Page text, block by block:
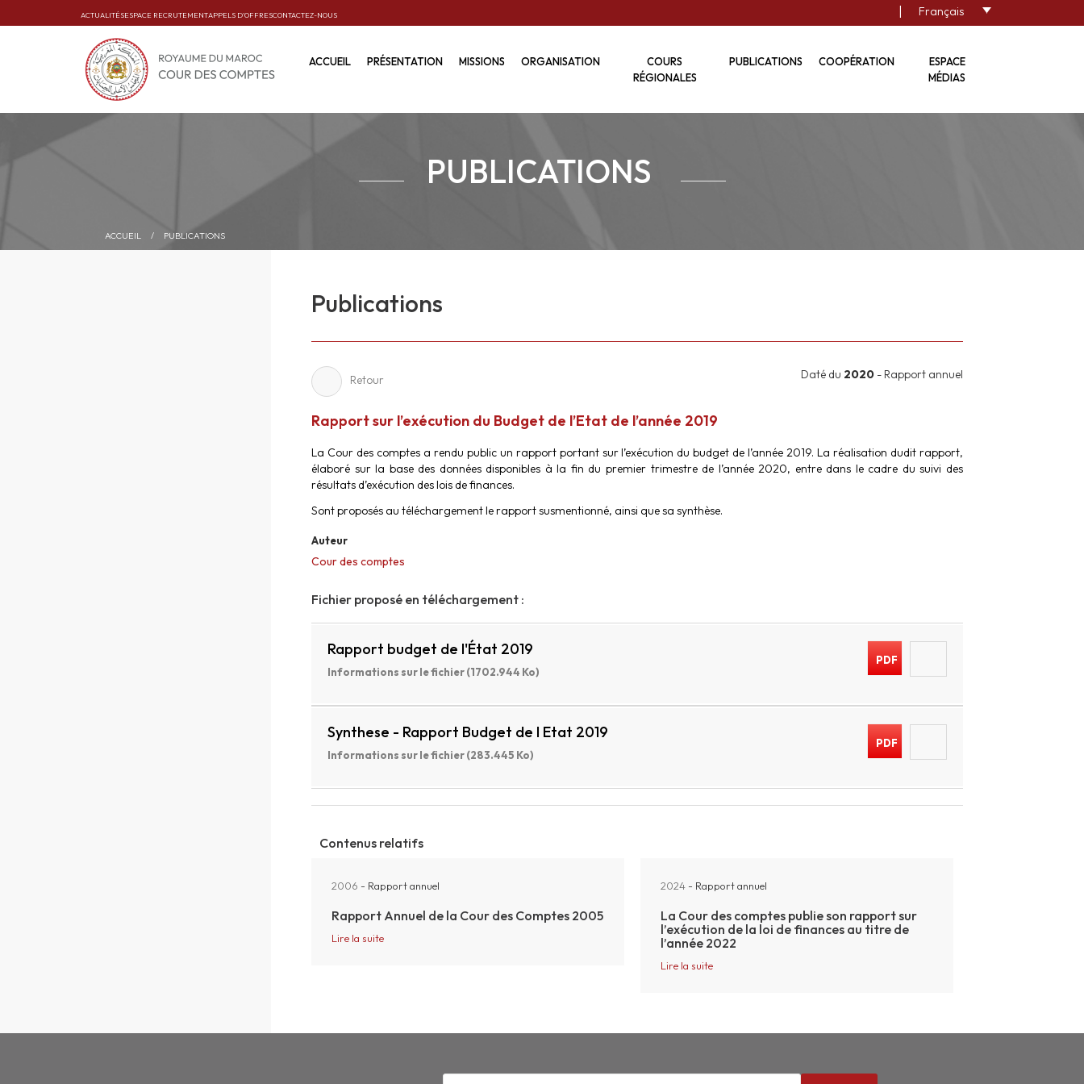
ACTUALITÉSESPACE RECRUTEMENTAPPELS D’OFFRESCONTACTEZ-NOUS | Français
ACCUEIL PRÉSENTATION MISSIONS ORGANISATION
COURS
RÉGIONALES
PUBLICATIONS COOPÉRATION
ESPACE
MÉDIAS
PUBLICATIONS
ACCUEIL / PUBLICATIONS
Publications
Retour Daté du 2020 - Rapport annuel
Rapport sur l’exécution du Budget de l’Etat de l’année 2019
La Cour des comptes a rendu public un rapport portant sur l’exécution du budget de l’année 2019. La réalisation dudit rapport,
élaboré sur la base des données disponibles à la fin du premier trimestre de l’année 2020, entre dans le cadre du suivi des
résultats d’exécution des lois de finances.
Sont proposés au téléchargement le rapport susmentionné, ainsi que sa synthèse.
Auteur
Cour des comptes
Fichier proposé en téléchargement :
Rapport budget de l'État 2019
Informations sur le fichier (1702.944 Ko)
PDF
Synthese - Rapport Budget de l Etat 2019
Informations sur le fichier (283.445 Ko)
PDF
Contenus relatifs
2006 - Rapport annuel
Rapport Annuel de la Cour des Comptes 2005
Lire la suite
2024- Rapport annuel
La Cour des comptes publie son rapport sur
l’exécution de la loi de finances au titre de
l’année 2022
Lire la suite